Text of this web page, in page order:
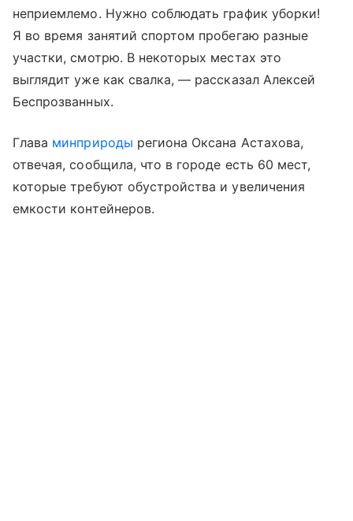
неприемлемо. Нужно соблюдать график уборки!
Я во время занятий спортом пробегаю разные
участки, смотрю. В некоторых местах это
выглядит уже как свалка, — рассказал Алексей
Беспрозванных.
Глава минприроды региона Оксана Астахова,
отвечая, сообщила, что в городе есть 60 мест,
которые требуют обустройства и увеличения
емкости контейнеров.